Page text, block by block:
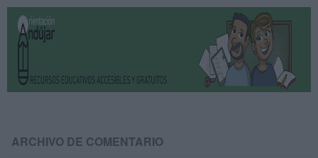
ARCHIVO DE COMENTARIO